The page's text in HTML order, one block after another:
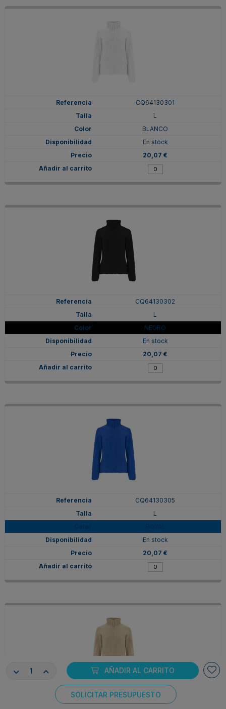
AÑADIR AL CARRITO
SOLICITAR PRESUPUESTO
CQ64130301
L
BLANCO
En stock
20,07 €
CQ64130302
L
NEGRO
En stock
20,07 €
CQ64130305
L
En stock
20,07 €
CQ64130307
Consentimiento de cookies